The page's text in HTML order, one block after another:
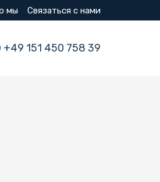
мы Связаться с нами
+49 151 450 758 39